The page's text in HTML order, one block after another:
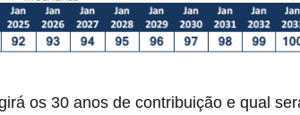
os 30 anos de contribuição e qual